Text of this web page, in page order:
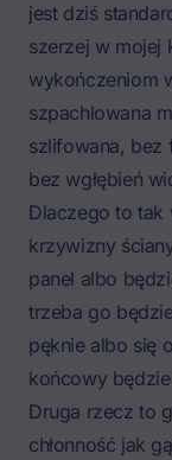
jest dziś
szerzej w mojej
wykończeniom
szpachlowana
szlifowana, bez
bez wgłębień
Dlaczego to tak
krzywizny
panel albo
trzeba go
pęknie albo się
końcowy
Druga rzecz to
chłonność jak